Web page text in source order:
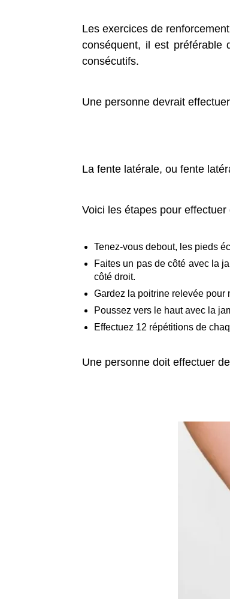
Les exercices de
conséquent, il est préférable
consécutifs.
Une personne devrait
La fente latérale, ou fente
Voici les étapes pour
Tenez-vous debout, les pieds
Faites un pas de côté avec la
côté droit.
Gardez la poitrine relevée pour
Poussez vers le haut avec la
Effectuez 12 répétitions de
Une personne doit effectuer